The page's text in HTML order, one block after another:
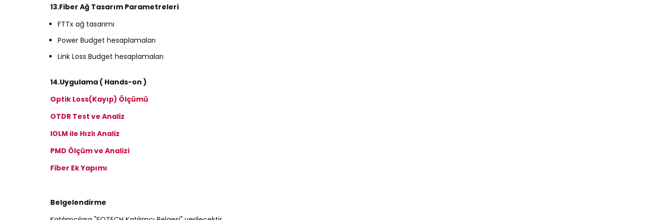
13.Fiber Ağ Tasarım Parametreleri
FTTx ağ tasarımı
Power Budget hesaplamaları
Link Loss Budget hesaplamaları
14.Uygulama ( Hands-on )
Optik Loss(Kayıp) Ölçümü
OTDR Test ve Analiz
IOLM ile Hızlı Analiz
PMD Ölçüm ve Analizi
Fiber Ek Yapımı
Belgelendirme